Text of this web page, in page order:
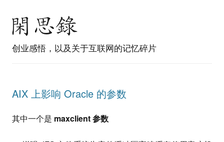
创业感悟，以及关于互联网的记忆碎片
AIX 上影响 Oracle 的参数
其中一个是 maxclient 参数